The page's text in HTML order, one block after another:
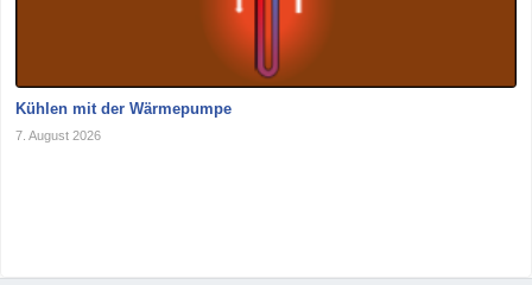
Kühlen mit der Wärmepumpe
7. August 2026